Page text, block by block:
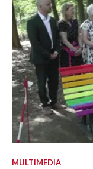
MULTIMEDIA